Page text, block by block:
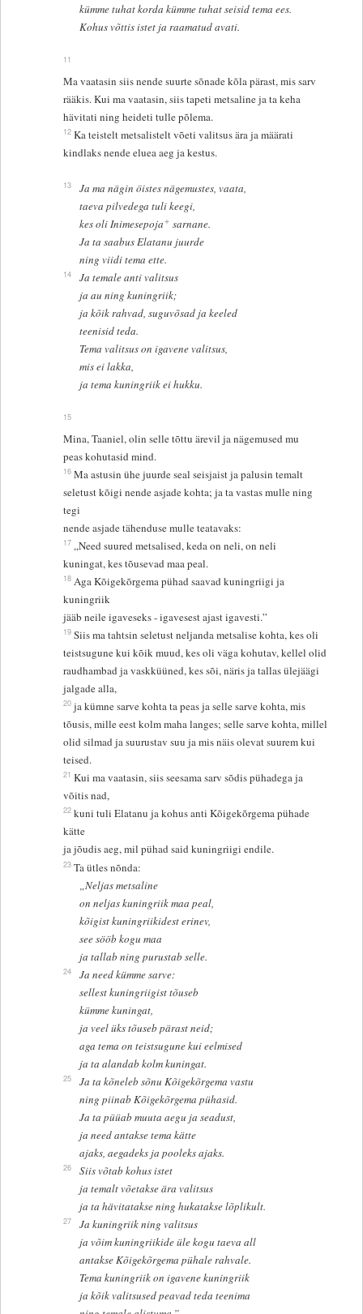
kümme tuhat korda kümme tuhat seisid tema ees.
Kohus võttis istet ja raamatud avati.
11
Ma vaatasin siis nende suurte sõnade kõla pärast, mis sarv
rääkis. Kui ma vaatasin, siis tapeti metsaline ja ta keha
hävitati ning heideti tulle põlema.
12 Ka teistelt metsalistelt võeti valitsus ära ja määrati
kindlaks nende eluea aeg ja kestus.
13
Ja ma nägin öistes nägemustes, vaata,
taeva pilvedega tuli keegi,
kes oli Inimesepoja+sarnane.
Ja ta saabus Elatanu juurde
ning viidi tema ette.
14
Ja temale anti valitsus
ja au ning kuningriik;
ja kõik rahvad, suguvõsad ja keeled
teenisid teda.
Tema valitsus on igavene valitsus,
mis ei lakka,
ja tema kuningriik ei hukku.
15
Mina, Taaniel, olin selle tõttu ärevil ja nägemused mu
peas kohutasid mind.
16 Ma astusin ühe juurde seal seisjaist ja palusin temalt
seletust kõigi nende asjade kohta; ja ta vastas mulle ning
tegi
nende asjade tähenduse mulle teatavaks:
17 „Need suured metsalised, keda on neli, on neli
kuningat, kes tõusevad maa peal.
18 Aga Kõigekõrgema pühad saavad kuningriigi ja
kuningriik
jääb neile igaveseks - igavesest ajast igavesti.”
19 Siis ma tahtsin seletust neljanda metsalise kohta, kes oli
teistsugune kui kõik muud, kes oli väga kohutav, kellel olid
raudhambad ja vaskküüned, kes sõi, näris ja tallas ülejäägi
jalgade alla,
20 ja kümne sarve kohta ta peas ja selle sarve kohta, mis
tõusis, mille eest kolm maha langes; selle sarve kohta, millel
olid silmad ja suurustav suu ja mis näis olevat suurem kui
teised.
21 Kui ma vaatasin, siis seesama sarv sõdis pühadega ja
võitis nad,
22 kuni tuli Elatanu ja kohus anti Kõigekõrgema pühade
kätte
ja jõudis aeg, mil pühad said kuningriigi endile.
23 Ta ütles nõnda:
„Neljas metsaline
on neljas kuningriik maa peal,
kõigist kuningriikidest erinev,
see sööb kogu maa
ja tallab ning purustab selle.
24
Ja need kümme sarve:
sellest kuningriigist tõuseb
kümme kuningat,
ja veel üks tõuseb pärast neid;
aga tema on teistsugune kui eelmised
ja ta alandab kolm kuningat.
25
Ja ta kõneleb sõnu Kõigekõrgema vastu
ning piinab Kõigekõrgema pühasid.
Ja ta püüab muuta aegu ja seadust,
ja need antakse tema kätte
ajaks, aegadeks ja pooleks ajaks.
26
Siis võtab kohus istet
ja temalt võetakse ära valitsus
ja ta hävitatakse ning hukatakse lõplikult.
27
Ja kuningriik ning valitsus
ja võim kuningriikide üle kogu taeva all
antakse Kõigekõrgema pühale rahvale.
Tema kuningriik on igavene kuningriik
ja kõik valitsused peavad teda teenima